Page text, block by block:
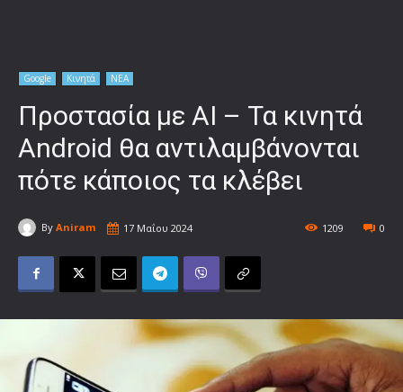
Google Κινητά ΝΕΑ
Προστασία με ΑΙ – Τα κινητά
Android θα αντιλαμβάνονται
πότε κάποιος τα κλέβει
By Aniram 17 Μαΐου 2024 0
1209